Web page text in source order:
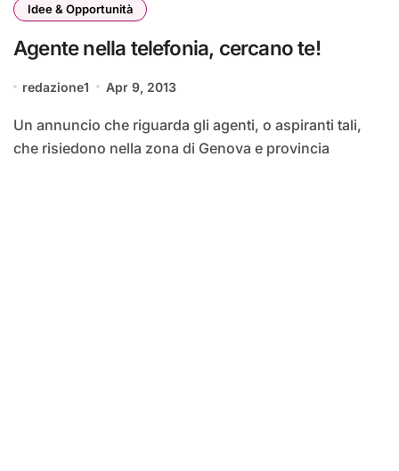
Idee & Opportunità
Agente nella telefonia, cercano te!
redazione1 Apr 9, 2013
Un annuncio che riguarda gli agenti, o aspiranti tali,
che risiedono nella zona di Genova e provincia